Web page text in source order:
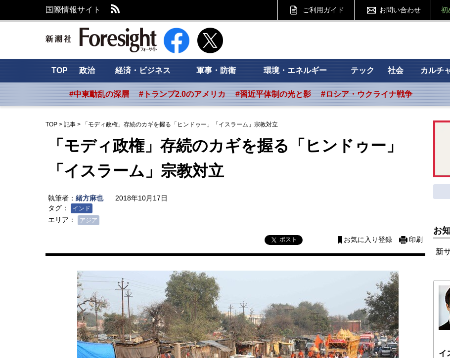
国際情報サイト ご利用ガイド お問い合わせ 初
新潮社 Foresight フォーサイト
TOP 政治 経済・ビジネス 軍事・防衛 環境・エネルギー テック 社会 カルチ
#中東動乱の深層 #トランプ2.0のアメリカ #習近平体制の光と影 #ロシア・ウクライナ戦争
TOP > 記事 > 「モディ政権」存続のカギを握る「ヒンドゥー」「イスラーム」宗教対立
「モディ政権」存続のカギを握る「ヒンドゥー」
「イスラーム」宗教対立
執筆者： 緒方麻也
2018年10月17日
タグ：
インド
エリア： アジア
ポスト お気に入り登録 印刷
お
新
イ